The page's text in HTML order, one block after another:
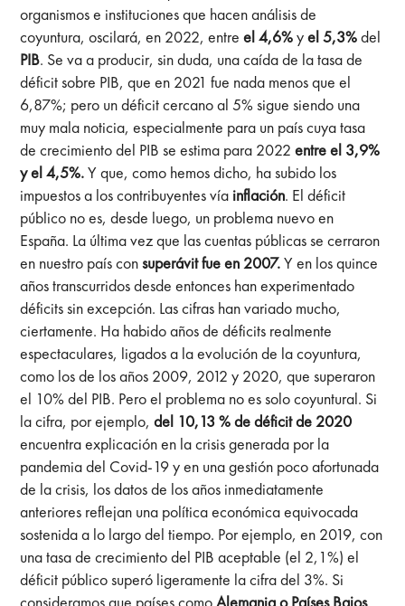
organismos e instituciones que hacen análisis de
coyuntura, oscilará, en 2022, entreel 4,6%yel 5,3%del
PIB. Se va a producir, sin duda, una caída de la tasa de
déficit sobre PIB, que en 2021 fue nada menos que el
6,87%; pero un déficit cercano al 5% sigue siendo una
muy mala noticia, especialmente para un país cuya tasa
de crecimiento del PIB se estima para 2022 entre el 3,9%
y el 4,5%.Y que, como hemos dicho, ha subido los
impuestos a los contribuyentes vía inflación. El déficit
público no es, desde luego, un problema nuevo en
España. La última vez que las cuentas públicas se cerraron
en nuestro país consuperávit fue en 2007.Y en los quince
años transcurridos desde entonces han experimentado
déficits sin excepción. Las cifras han variado mucho,
ciertamente. Ha habido años de déficits realmente
espectaculares, ligados a la evolución de la coyuntura,
como los de los años 2009, 2012 y 2020, que superaron
el 10% del PIB. Pero el problema no es solo coyuntural. Si
la cifra, por ejemplo,del 10,13 % de déficit de 2020
encuentra explicación en la crisis generada por la
pandemia del Covid-19 y en una gestión poco afortunada
de la crisis, los datos de los años inmediatamente
anteriores reflejan una política económica equivocada
sostenida a lo largo del tiempo. Por ejemplo, en 2019, con
una tasa de crecimiento del PIB aceptable (el 2,1%) el
déficit público superó ligeramente la cifra del 3%. Si
consideramos que países comoAlemania o Países Bajos